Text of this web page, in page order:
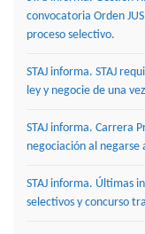
convocatoria Orden
proceso selectivo.
STAJ informa. STAJ
ley y negocie de una
STAJ informa. Carrera
negociación al
STAJ informa. Últimas
selectivos y concurso